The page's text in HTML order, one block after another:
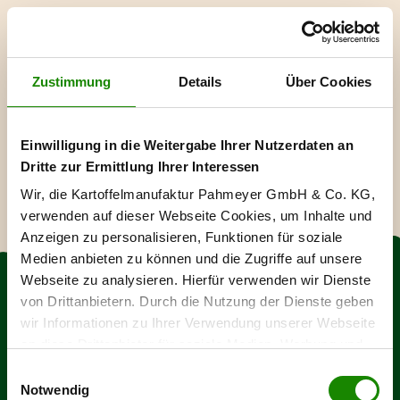
Zustimmung Details Über Cookies
Einwilligung in die Weitergabe Ihrer Nutzerdaten an
Dritte zur Ermittlung Ihrer Interessen
Wir, die Kartoffelmanufaktur Pahmeyer GmbH & Co. KG,
verwenden auf dieser Webseite Cookies, um Inhalte und
Anzeigen zu personalisieren, Funktionen für soziale
Medien anbieten zu können und die Zugriffe auf unsere
Webseite zu analysieren. Hierfür verwenden wir Dienste
von Drittanbietern. Durch die Nutzung der Dienste geben
wir Informationen zu Ihrer Verwendung unserer Webseite
möglicherweise mit weiteren Daten zusammen, die Sie
Notwendig
Jobs
Your request has been sent
Thank you for your interest in the
Kartoffelmanufaktur Pahmeyer GmbH & Co. KG.
We will process your request as quickly as
possible.
From the field to the plate from
a single source